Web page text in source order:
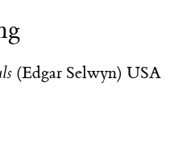
(Edgar Selwyn) USA